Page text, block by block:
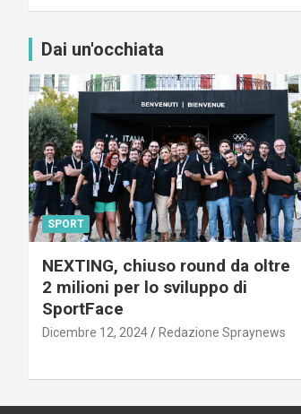
Dai un'occhiata
SPORT
NEXTING, chiuso round da oltre
2 milioni per lo sviluppo di
SportFace
Dicembre 12, 2024 Redazione Spraynews